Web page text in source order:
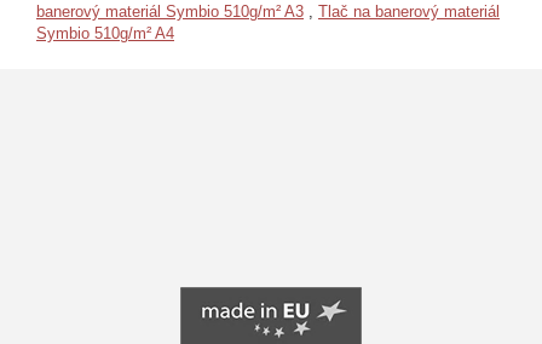
banerový materiál Symbio 510g/m² A3
Tlač na banerový materiál
Symbio 510g/m² A4